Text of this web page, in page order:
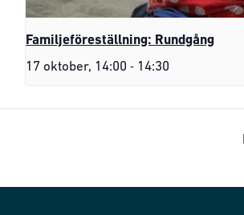
Familjeföreställning: Rundgång
17 oktober, 14:00 - 14:30